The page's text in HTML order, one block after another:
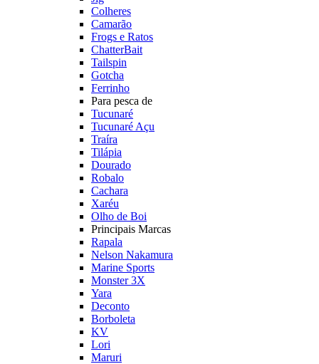
Colheres
Camarão
Frogs e Ratos
ChatterBait
Tailspin
Gotcha
Ferrinho
Para pesca de
Tucunaré
Tucunaré Açu
Traíra
Tilápia
Dourado
Robalo
Cachara
Xaréu
Olho de Boi
Principais Marcas
Rapala
Nelson Nakamura
Marine Sports
Monster 3X
Yara
Deconto
Borboleta
KV
Lori
Maruri